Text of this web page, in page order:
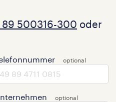
89 500316-300 oder